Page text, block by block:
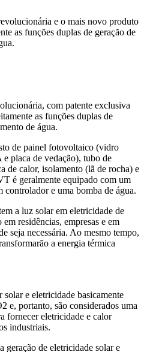
e o mais novo produto
as funções duplas de geração de
com patente exclusiva
as funções duplas de
de água.
de painel fotovoltaico (vidro
placa de vedação), tubo de
de calor, isolamento (lã de rocha) e
é geralmente equipado com um
controlador e uma bomba de água.
a luz solar em eletricidade de
residências, empresas e em
seja necessária. Ao mesmo tempo,
a energia térmica
e eletricidade basicamente
e, portanto, são considerados uma
fornecer eletricidade e calor
industriais.
geração de eletricidade solar e